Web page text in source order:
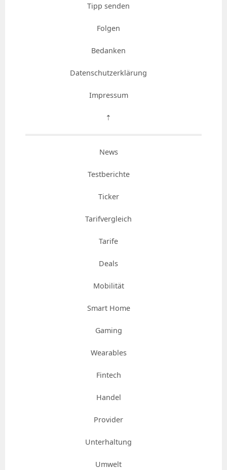
Tipp senden
Folgen
Bedanken
Datenschutzerklärung
Impressum
⇡
News
Testberichte
Ticker
Tarifvergleich
Tarife
Deals
Mobilität
Smart Home
Gaming
Wearables
Fintech
Handel
Provider
Unterhaltung
Umwelt